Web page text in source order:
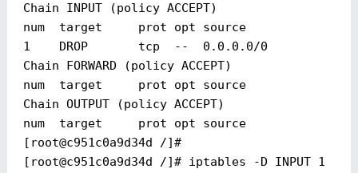
Chain INPUT (policy ACCEPT)
num  target     prot opt source
1    DROP       tcp  --  0.0.0.0/0
Chain FORWARD (policy ACCEPT)
num  target     prot opt source
Chain OUTPUT (policy ACCEPT)
num  target     prot opt source
[ root@c951c0a9d34d /]#
[ root@c951c0a9d34d /]# iptables -D INPUT 1